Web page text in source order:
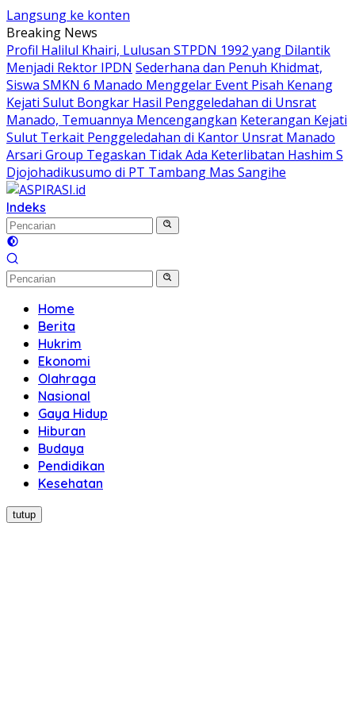
Langsung ke konten
Breaking News
Profil Halilul Khairi, Lulusan STPDN 1992 yang Dilantik
Menjadi Rektor IPDN Sederhana dan Penuh Khidmat,
Siswa SMKN 6 Manado Menggelar Event Pisah Kenang
Kejati Sulut Bongkar Hasil Penggeledahan di Unsrat
Manado, Temuannya Mencengangkan Keterangan Kejati
Sulut Terkait Penggeledahan di Kantor Unsrat Manado
Arsari Group Tegaskan Tidak Ada Keterlibatan Hashim S
Djojohadikusumo di PT Tambang Mas Sangihe
Indeks
Home
Berita
Hukrim
Ekonomi
Olahraga
Nasional
Gaya Hidup
Hiburan
Budaya
Pendidikan
Kesehatan
tutup